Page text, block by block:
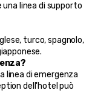
una linea di supporto
turco, spagnolo,
linea di emergenza
dell'hotel può